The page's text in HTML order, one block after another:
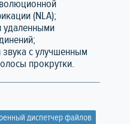
(NLA);
удаленными
с улучшенным
прокрутки.
диспетчер файлов